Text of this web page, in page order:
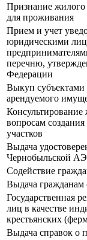
Признание
для проживания
Прием и учет
юридическими
перечню,
Федерации
Выкуп субъектами
арендуемого
вопросам
участков
Выдача
Чернобыльской
Содействие
Выдача гражданам
Государственная
лиц в качестве
крестьянских
Выдача справок о